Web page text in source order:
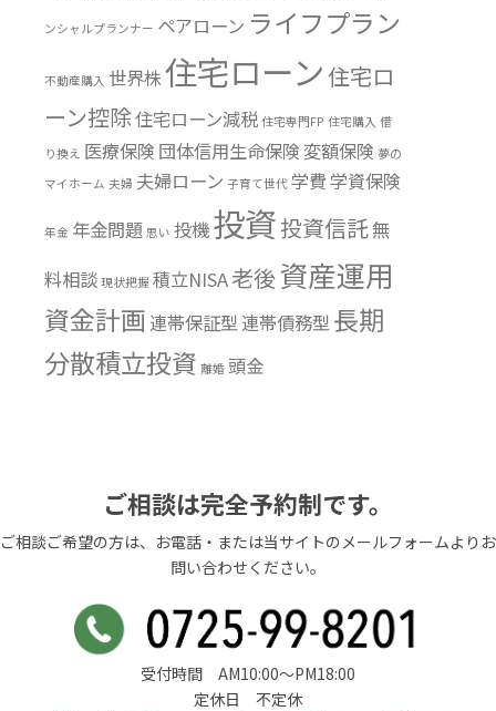
ンシャルプランナー ペアローン ライフプラン
不動産購入 世界株住宅ローン住宅ロ
ーン控除住宅ローン減税 住宅専門FP 住宅購入 借
り換え 医療保険 団体信用生命保険変額保険 夢の
マイホーム 夫婦 夫婦ローン 子育て世代 学費学資保険
年金 年金問題 思い 投機投資投資信託無
料相談 現状把握 積立NISA老後資産運用
資金計画 連帯保証型連帯債務型長期
分散積立投資 離婚 頭金
ご相談は完全予約制です。
ご相談ご希望の方は、お電話・または当サイトのメールフォームよりお
問い合わせください。
受付時間 AM10:00〜PM18:00
定休日 不定休